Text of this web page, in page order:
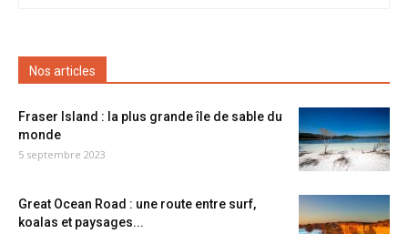
Nos articles
Fraser Island : la plus grande île de sable du
monde
5 septembre 2023
Great Ocean Road : une route entre surf,
koalas et paysages...